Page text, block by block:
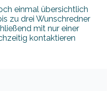
einmal übersichtlich
zu drei Wunschredner
mit nur einer
kontaktieren